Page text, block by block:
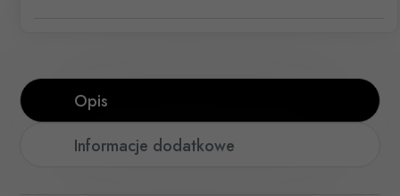
Opis
Informacje dodatkowe